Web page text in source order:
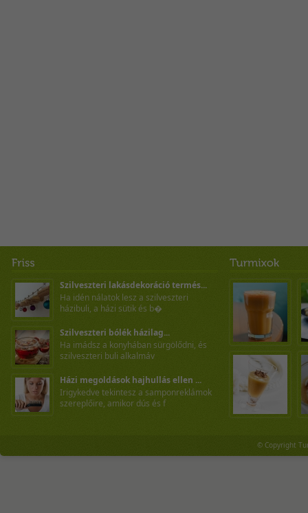
Szilveszteri lakásdekoráció termés...
Ha idén nálatok lesz a szilveszteri
házibuli, a házi sütik és b�
Szilveszteri bólék házilag...
Ha imádsz a konyhában sürgölődni, és
szilveszteri buli alkalmáv
Házi megoldások hajhullás ellen ...
Irigykedve tekintesz a samponreklámok
szereplőire, amikor dús és f
© Copyright